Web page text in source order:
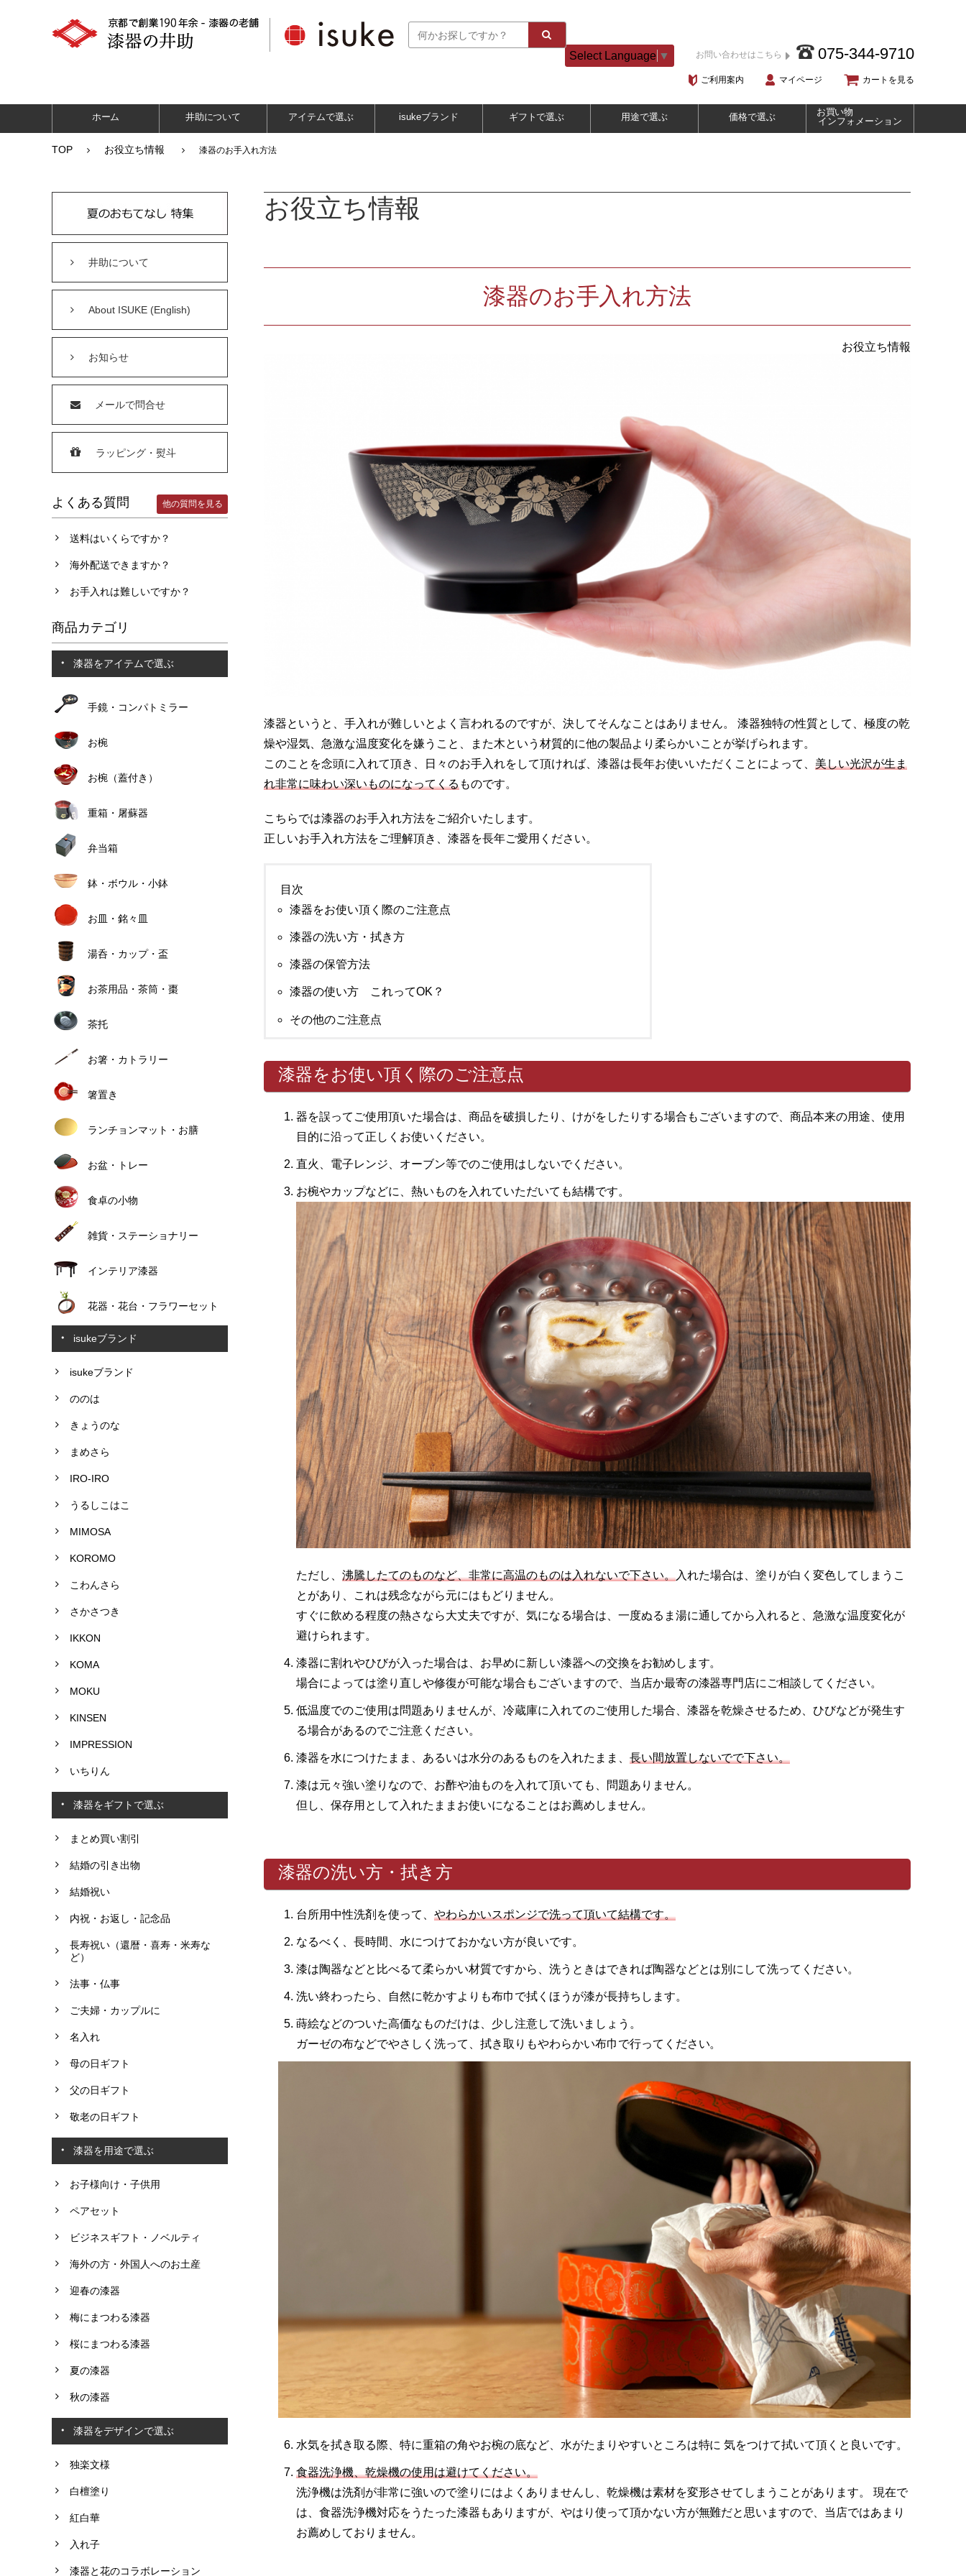
Select Language ▼ お問い合わせはこちら 075-344-9710
ご利用案内 マイページ カートを見る
ホーム 井助について アイテムで選ぶ isukeブランド ギフトで選ぶ 用途で選ぶ 価格で選ぶ
お買い物
インフォメーション
TOP お役立ち情報 漆器のお手入れ方法
井助について
About ISUKE (English)
お知らせ
メールで問合せ
ラッピング・熨斗
よくある質問 他の質問を見る
送料はいくらですか？
海外配送できますか？
お手入れは難しいですか？
商品カテゴリ
漆器をアイテムで選ぶ
手鏡・コンパトミラー
お椀
お椀（蓋付き）
重箱・屠蘇器
弁当箱
鉢・ボウル・小鉢
お皿・銘々皿
湯呑・カップ・盃
お茶用品・茶筒・棗
茶托
お箸・カトラリー
箸置き
ランチョンマット・お膳
お盆・トレー
食卓の小物
雑貨・ステーショナリー
インテリア漆器
花器・花台・フラワーセット
isukeブランド
isukeブランド
ののは
きょうのな
まめさら
IRO-IRO
うるしこはこ
MIMOSA
KOROMO
こわんさら
さかさつき
IKKON
KOMA
MOKU
KINSEN
IMPRESSION
いちりん
漆器をギフトで選ぶ
まとめ買い割引
結婚の引き出物
結婚祝い
内祝・お返し・記念品
長寿祝い（還暦・喜寿・米寿な
ど）
法事・仏事
ご夫婦・カップルに
名入れ
母の日ギフト
父の日ギフト
敬老の日ギフト
漆器を用途で選ぶ
お子様向け・子供用
ペアセット
ビジネスギフト・ノベルティ
海外の方・外国人へのお土産
迎春の漆器
梅にまつわる漆器
桜にまつわる漆器
夏の漆器
秋の漆器
漆器をデザインで選ぶ
独楽文様
白檀塗り
紅白華
入れ子
漆器と花のコラボレーション
お役立ち情報
漆器のお手入れ方法
お役立ち情報
漆器というと、手入れが難しいとよく言われるのですが、決してそんなことはありません。 漆器独特の性質として、極度の乾
燥や湿気、急激な温度変化を嫌うこと、また木という材質的に他の製品より柔らかいことが挙げられます。
このことを念頭に入れて頂き、日々のお手入れをして頂ければ、漆器は長年お使いいただくことによって、美しい光沢が生ま
れ非常に味わい深いものになってくるものです。
こちらでは漆器のお手入れ方法をご紹介いたします。
正しいお手入れ方法をご理解頂き、漆器を長年ご愛用ください。
目次
漆器をお使い頂く際のご注意点
漆器の洗い方・拭き方
漆器の保管方法
漆器の使い方 これってOK？
その他のご注意点
漆器をお使い頂く際のご注意点
器を誤ってご使用頂いた場合は、商品を破損したり、けがをしたりする場合もございますので、商品本来の用途、使用
目的に沿って正しくお使いください。
直火、電子レンジ、オーブン等でのご使用はしないでください。
お椀やカップなどに、熱いものを入れていただいても結構です。
ただし、 沸騰したてのものなど、非常に高温のものは入れないで下さい。入れた場合は、塗りが白く変色してしまうこ
とがあり、これは残念ながら元にはもどりません。
すぐに飲める程度の熱さなら大丈夫ですが、気になる場合は、一度ぬるま湯に通してから入れると、急激な温度変化が
避けられます。
漆器に割れやひびが入った場合は、お早めに新しい漆器への交換をお勧めします。
場合によっては塗り直しや修復が可能な場合もございますので、当店か最寄の漆器専門店にご相談してください。
低温度でのご使用は問題ありませんが、冷蔵庫に入れてのご使用した場合、漆器を乾燥させるため、ひびなどが発生す
る場合があるのでご注意ください。
漆器を水につけたまま、あるいは水分のあるものを入れたまま、 長い間放置しないでで下さい。
漆は元々強い塗りなので、お酢や油ものを入れて頂いても、問題ありません。
但し、保存用として入れたままお使いになることはお薦めしません。
漆器の洗い方・拭き方
台所用中性洗剤を使って、 やわらかいスポンジで洗って頂いて結構です。
なるべく、長時間、水につけておかない方が良いです。
漆は陶器などと比べるて柔らかい材質ですから、洗うときはできれば陶器などとは別にして洗ってください。
洗い終わったら、自然に乾かすよりも布巾で拭くほうが漆が長持ちします。
蒔絵などのついた高価なものだけは、少し注意して洗いましょう。
ガーゼの布などでやさしく洗って、拭き取りもやわらかい布巾で行ってください。
水気を拭き取る際、特に重箱の角やお椀の底など、水がたまりやすいところは特に 気をつけて拭いて頂くと良いです。
食器洗浄機、乾燥機の使用は避けてください。
洗浄機は洗剤が非常に強いので塗りにはよくありませんし、乾燥機は素材を変形させてしまうことがあります。 現在で
は、食器洗浄機対応をうたった漆器もありますが、やはり使って頂かない方が無難だと思いますので、当店ではあまり
お薦めしておりません。